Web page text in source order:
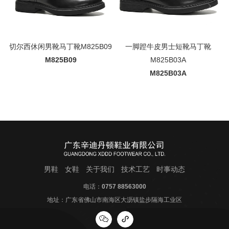
切尔西休闲男靴马丁靴M825B09
M825B09
一脚蹬牛皮男士短靴马丁靴
M825B03A
M825B03A
男鞋 女鞋 关于我们 技术工艺 时事动态
电话： 0757 88563000
地址：广东省佛山市南海区大沥镇盐步隔海工业区